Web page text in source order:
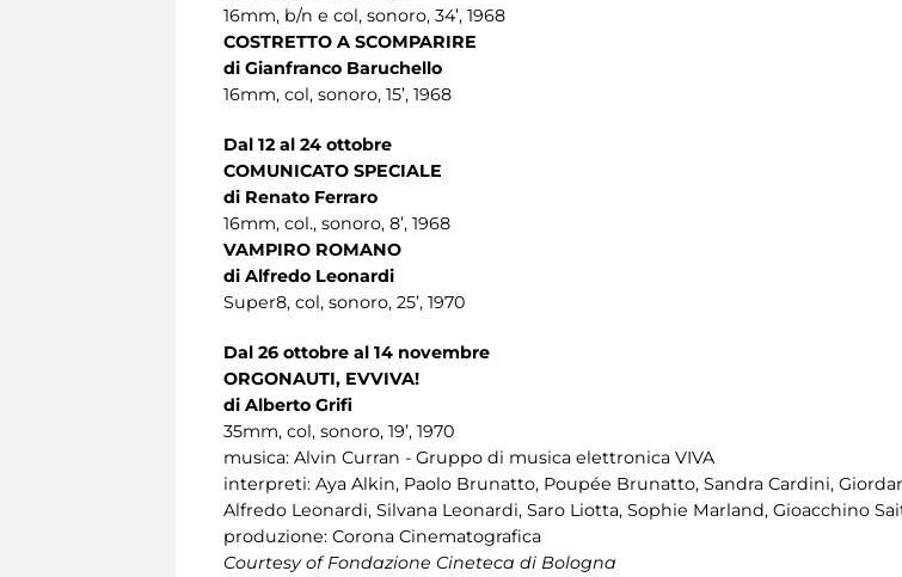
16mm, b/n e col, sonoro, 34’, 1968
COSTRETTO A SCOMPARIRE
di Gianfranco Baruchello
16mm, col, sonoro, 15’, 1968
Dal 12 al 24 ottobre
COMUNICATO SPECIALE
di Renato Ferraro
16mm, col., sonoro, 8’, 1968
VAMPIRO ROMANO
di Alfredo Leonardi
Super8, col, sonoro, 25’, 1970
Dal 26 ottobre al 14 novembre
ORGONAUTI, EVVIVA!
di Alberto Grifi
35mm, col, sonoro, 19’, 1970
musica: Alvin Curran - Gruppo di musica elettronica VIVA
interpreti: Aya Alkin, Paolo Brunatto, Poupée Brunatto, Sandra Cardini,
Alfredo Leonardi, Silvana Leonardi, Saro Liotta, Sophie Marland, Gioacchino
produzione: Corona Cinematografica
Courtesy of Fondazione Cineteca di Bologna